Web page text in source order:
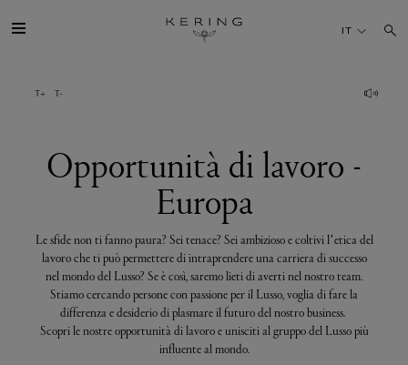
lavoro
SOSTENIBILITÀ
FINANCE
MEDIA
IT
Opportunità di lavoro -
Europa
Le sfide non ti fanno paura? Sei tenace? Sei ambizioso e coltivi l’etica del
lavoro che ti può permettere di intraprendere una carriera di successo
nel mondo del Lusso? Se è così, saremo lieti di averti nel nostro team.
Stiamo cercando persone con passione per il Lusso, voglia di fare la
differenza e desiderio di plasmare il futuro del nostro business.
Scopri le nostre opportunità di lavoro e unisciti al gruppo del Lusso più
influente al mondo.